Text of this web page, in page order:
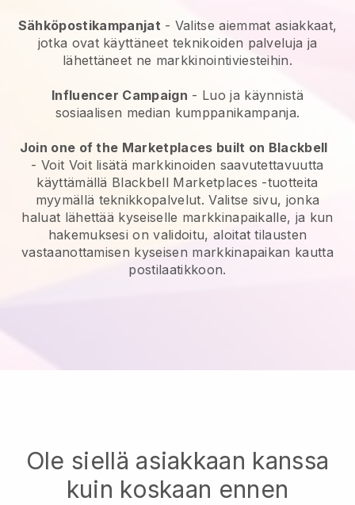
Sähköpostikampanjat - Valitse aiemmat asiakkaat,
jotka ovat käyttäneet teknikoiden palveluja ja
lähettäneet ne markkinointiviesteihin.
Influencer Campaign - Luo ja käynnistä
sosiaalisen median kumppanikampanja.
Join one of the Marketplaces built on Blackbell
- Voit Voit lisätä markkinoiden saavutettavuutta
käyttämällä Blackbell Marketplaces -tuotteita
myymällä teknikkopalvelut. Valitse sivu, jonka
haluat lähettää kyseiselle markkinapaikalle, ja kun
hakemuksesi on validoitu, aloitat tilausten
vastaanottamisen kyseisen markkinapaikan kautta
postilaatikkoon.
Ole siellä asiakkaan kanssa
kuin koskaan ennen